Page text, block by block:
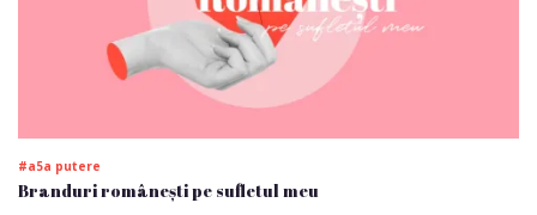
#a5a putere
Branduri românești pe sufletul meu